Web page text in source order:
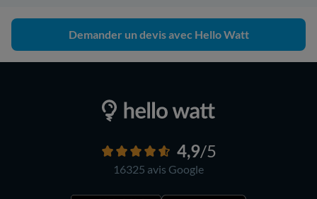
Demander un devis avec Hello Watt
4,9/5
16325 avis Google